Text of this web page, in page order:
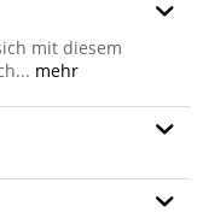
mit diesem
mehr